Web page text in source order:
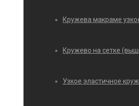
Кружева макраме
Кружево на сетке
Узкое эластичное